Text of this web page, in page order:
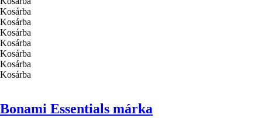
Kosárba
Kosárba
Kosárba
Kosárba
Kosárba
Kosárba
Kosárba
Bonami Essentials márka